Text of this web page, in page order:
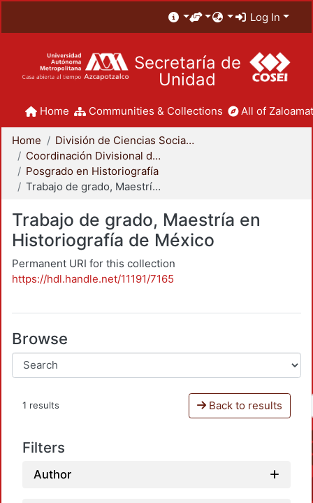
Log In
Secretaría de
Unidad
Home Communities & Collections All of
Home
División de Ciencias Sociales y Humanidades
Coordinación Divisional de Posgrado
Posgrado en Historiografía
Trabajo de grado, Maestría en Historiografía de México
Trabajo de grado, Maestría en
Historiografía de México
Permanent URI for this collection
https://hdl.handle.net/11191/7165
Browse
1 results Back to results
Filters
Author